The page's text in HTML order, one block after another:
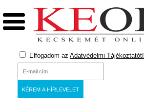
Elfogadom az Adatvédelmi Tájékoztatót!